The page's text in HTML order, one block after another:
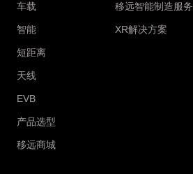
车载
智能
短距离
天线
EVB
产品选型
移远商城
移远智能制造服务
XR解决方案